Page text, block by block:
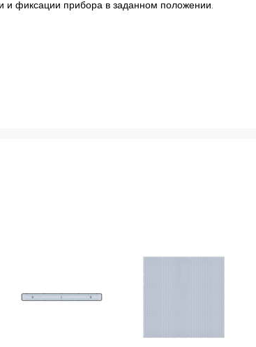
и фиксации прибора в заданном положении.